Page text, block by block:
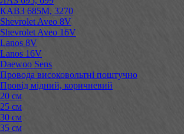
КАВЗ 685М, 3270
Shevrolet Aveo 8V
Shevrolet Aveo 16V
Lanos 8V
Lanos 16V
Daewoo Sens
Провода високовольтні поштучно
Провід мідний, коричневий
20 см
25 см
30 см
35 см